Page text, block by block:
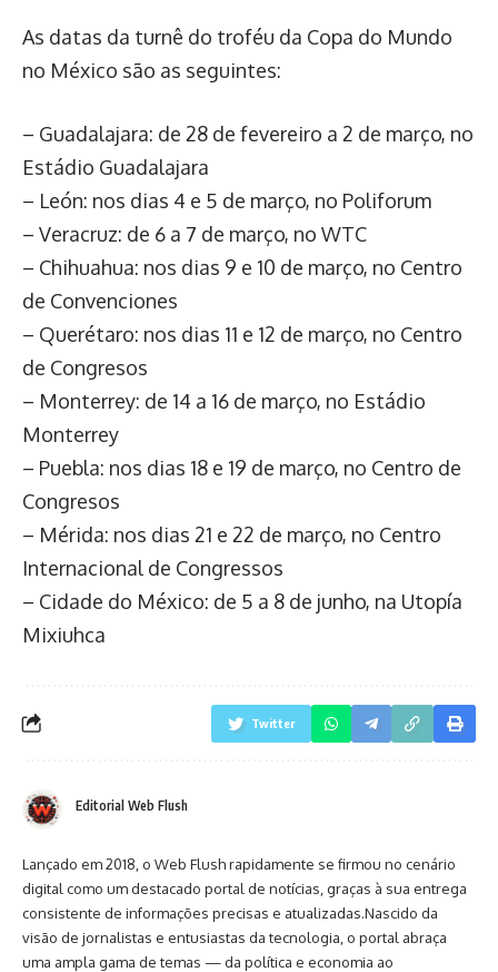
As datas da turnê do troféu da Copa do Mundo
no México são as seguintes:
– Guadalajara: de 28 de fevereiro a 2 de março, no
Estádio Guadalajara
– León: nos dias 4 e 5 de março, no Poliforum
– Veracruz: de 6 a 7 de março, no WTC
– Chihuahua: nos dias 9 e 10 de março, no Centro
de Convenciones
– Querétaro: nos dias 11 e 12 de março, no Centro
de Congresos
– Monterrey: de 14 a 16 de março, no Estádio
Monterrey
– Puebla: nos dias 18 e 19 de março, no Centro de
Congresos
– Mérida: nos dias 21 e 22 de março, no Centro
Internacional de Congressos
– Cidade do México: de 5 a 8 de junho, na Utopía
Mixiuhca
Twitter
Editorial Web Flush
Lançado em 2018, o Web Flush rapidamente se firmou no cenário
digital como um destacado portal de notícias, graças à sua entrega
consistente de informações precisas e atualizadas.Nascido da
visão de jornalistas e entusiastas da tecnologia, o portal abraça
uma ampla gama de temas — da política e economia ao